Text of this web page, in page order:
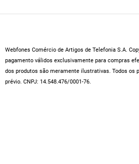
Webfones Comércio de Artigos de Telefonia S.A.
pagamento válidos exclusivamente para compras
dos produtos são meramente ilustrativas. Todos
prévio. CNPJ: 14.548.476/0001-76.